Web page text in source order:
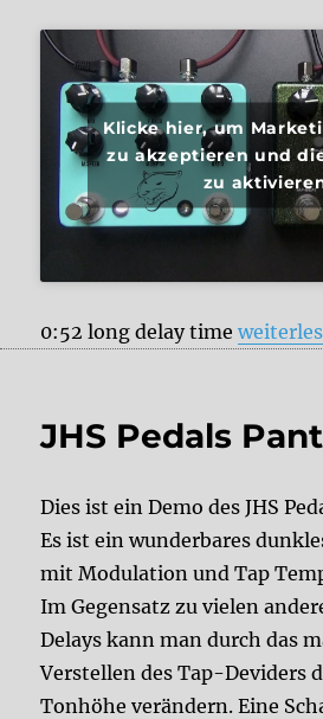
Klicke hier, um
zu akzeptieren und
zu
0:52 long delay time„JHS
JHS Pedals
Dies ist ein Demo des JHS
Es ist ein wunderbares
mit Modulation und Tap
Im Gegensatz zu vielen
Delays kann man durch das
Verstellen des Tap-Deviders
Tonhöhe verändern. Eine